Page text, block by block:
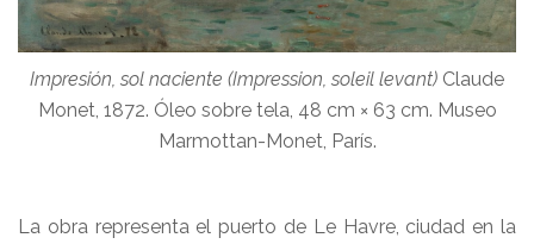
Impresión, sol naciente (Impression, soleil levant) Claude
Monet, 1872. Óleo sobre tela, 48 cm × 63 cm. Museo
Marmottan-Monet, París.
La obra representa el puerto de Le Havre, ciudad en la